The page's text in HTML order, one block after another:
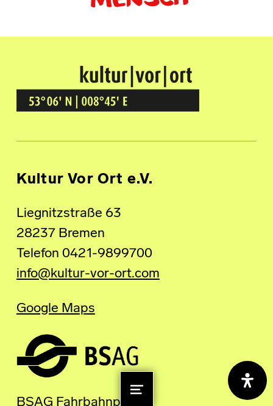
MENU
Kultur Vor Ort
BREMEN GRÖPELINGEN
Kultur Vor Ort e.V.
Liegnitzstraße 63
28237 Bremen
Telefon 0421-9899700
info@kultur-vor-ort.com
Google Maps
BSAG Fahrbahnplaner